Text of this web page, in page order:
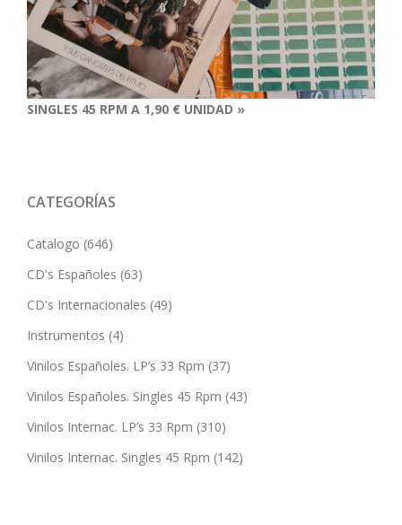
SINGLES 45 RPM A 1,90 € UNIDAD »
CATEGORÍAS
Catalogo (646)
CD's Españoles (63)
CD's Internacionales (49)
Instrumentos (4)
Vinilos Españoles. LP’s 33 Rpm (37)
Vinilos Españoles. Singles 45 Rpm (43)
Vinilos Internac. LP’s 33 Rpm (310)
Vinilos Internac. Singles 45 Rpm (142)